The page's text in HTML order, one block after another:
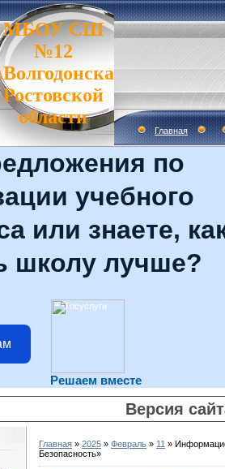
МБОУ СШ
№12
Ростовской
области
Главная
по
учебного
или знаете,
школу лучше?
Решаем вместе
Версия
Главная » 2025 » Февраль » 11 »
Безопасность»